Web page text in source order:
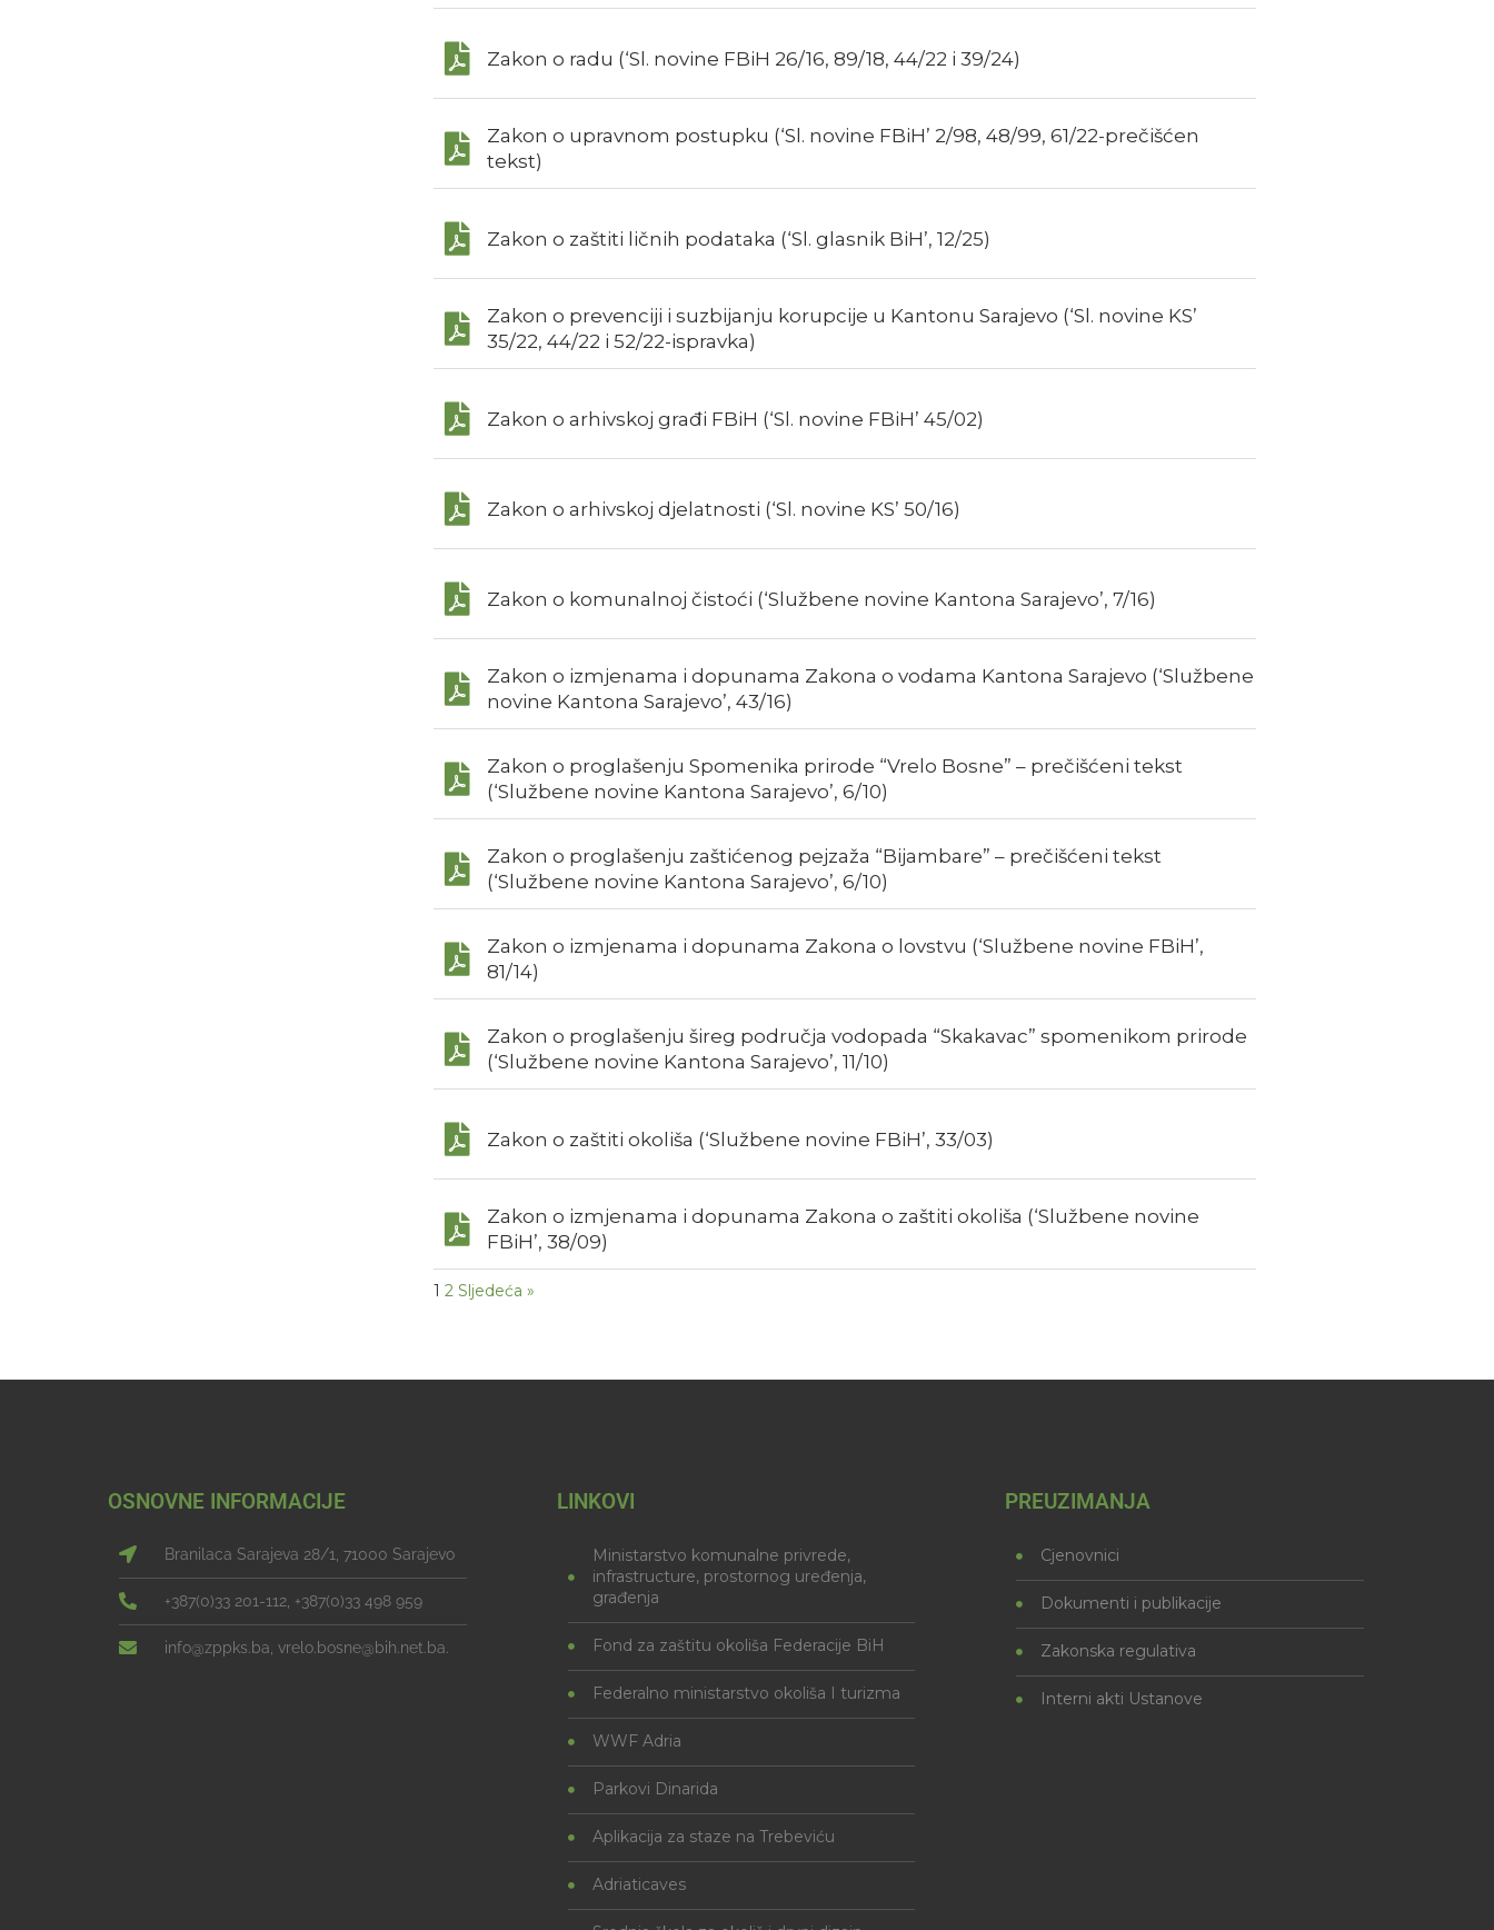
Zakon o radu (‘Sl. novine FBiH 26/16, 89/18, 44/22 i 39/24)
Zakon o upravnom postupku (‘Sl. novine FBiH’ 2/98, 48/99, 61/22-prečišćen
tekst)
Zakon o zaštiti ličnih podataka (‘Sl. glasnik BiH’, 12/25)
Zakon o prevenciji i suzbijanju korupcije u Kantonu Sarajevo (‘Sl. novine KS’
35/22, 44/22 i 52/22-ispravka)
Zakon o arhivskoj građi FBiH (‘Sl. novine FBiH’ 45/02)
Zakon o arhivskoj djelatnosti (‘Sl. novine KS’ 50/16)
Zakon o komunalnoj čistoći (‘Službene novine Kantona Sarajevo’, 7/16)
Zakon o izmjenama i dopunama Zakona o vodama Kantona Sarajevo (‘Službene
novine Kantona Sarajevo’, 43/16)
Zakon o proglašenju Spomenika prirode “Vrelo Bosne” – prečišćeni tekst
(‘Službene novine Kantona Sarajevo’, 6/10)
Zakon o proglašenju zaštićenog pejzaža “Bijambare” – prečišćeni tekst
(‘Službene novine Kantona Sarajevo’, 6/10)
Zakon o izmjenama i dopunama Zakona o lovstvu (‘Službene novine FBiH’,
81/14)
Zakon o proglašenju šireg područja vodopada “Skakavac” spomenikom prirode
(‘Službene novine Kantona Sarajevo’, 11/10)
Zakon o zaštiti okoliša (‘Službene novine FBiH’, 33/03)
Zakon o izmjenama i dopunama Zakona o zaštiti okoliša (‘Službene novine
FBiH’, 38/09)
1 2 Sljedeća »
OSNOVNE INFORMACIJE
Branilaca Sarajeva 28/1, 71000 Sarajevo
+387(0)33 201-112, +387(0)33 498 959
info@zppks.ba, vrelo.bosne@bih.net.ba.
LINKOVI
Ministarstvo komunalne privrede,
infrastructure, prostornog uređenja,
građenja
Fond za zaštitu okoliša Federacije BiH
Federalno ministarstvo okoliša I turizma
WWF Adria
Parkovi Dinarida
Aplikacija za staze na Trebeviću
Adriaticaves
PREUZIMANJA
Cjenovnici
Dokumenti i publikacije
Zakonska regulativa
Interni akti Ustanove